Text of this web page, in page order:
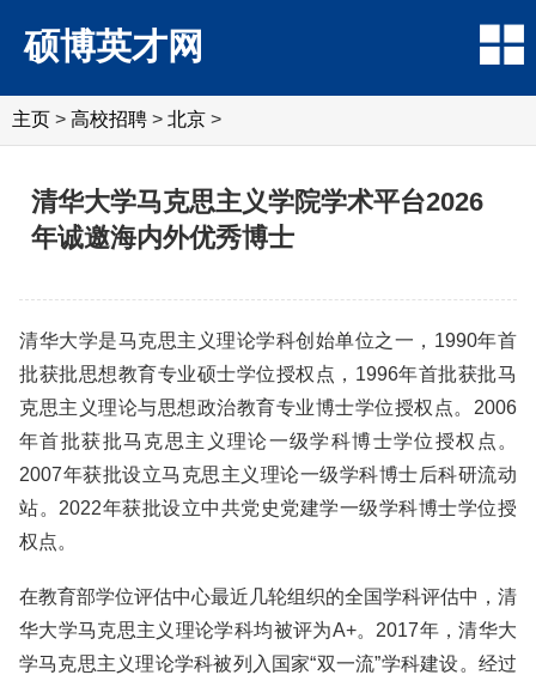
硕博英才网
主页 > 高校招聘 > 北京 >
清华大学马克思主义学院学术平台2026
年诚邀海内外优秀博士
清华大学是马克思主义理论学科创始单位之一，1990年首
批获批思想教育专业硕士学位授权点，1996年首批获批马
克思主义理论与思想政治教育专业博士学位授权点。2006
年首批获批马克思主义理论一级学科博士学位授权点。
2007年获批设立马克思主义理论一级学科博士后科研流动
站。2022年获批设立中共党史党建学一级学科博士学位授
权点。
在教育部学位评估中心最近几轮组织的全国学科评估中，清
华大学马克思主义理论学科均被评为A+。2017年，清华大
学马克思主义理论学科被列入国家“双一流”学科建设。经过